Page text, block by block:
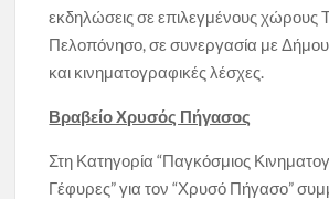
εκδηλώσεις σε επιλεγμένους χώρους
Πελοπόνησο, σε συνεργασία με
και κινηματογραφικές λέσχες.
Βραβείο Χρυσός Πήγασος
Στη Κατηγορία “Παγκόσμιος
Γέφυρες” για τον “Χρυσό Πήγασο”